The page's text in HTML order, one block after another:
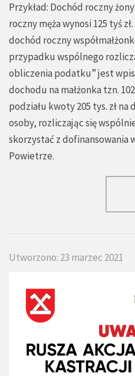
Przykład: Dochód roczny
roczny męża wynosi 125 tyś
dochód roczny
przypadku wspólnego
obliczenia podatku” jest
dochodu na małżonka tzn.
podziału kwoty 205 tys. zł na
osoby, rozliczając się
skorzystać z dofinansowania
Powietrze.
Utworzono: 23 marzec 2021